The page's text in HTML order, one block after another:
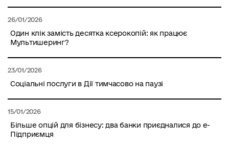
26/01/2026
Один клік замість десятка ксерокопій: як працює
Мультишеринг?
23/01/2026
Соціальні послуги в Дії тимчасово на паузі
15/01/2026
Більше опцій для бізнесу: два банки приєдналися до е-
Підприємця